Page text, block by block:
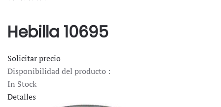
Hebilla 10695
Solicitar precio
Disponibilidad del producto :
In Stock
Detalles